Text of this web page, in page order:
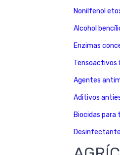
Nonilfenol
Alcohol
Enzimas
Tensoactivos
Agentes
Aditivos
Biocidas para